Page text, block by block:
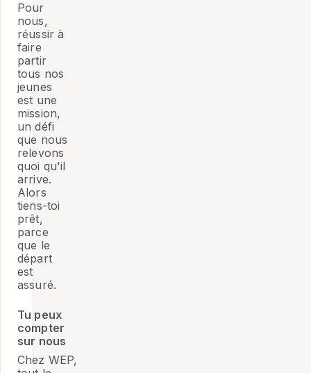
Pour
nous,
réussir à
faire
partir
tous nos
jeunes
est une
mission,
un défi
que nous
relevons
quoi qu'il
arrive.
Alors
tiens-toi
prêt,
parce
que le
départ
est
assuré.
Tu peux
compter
sur nous
Chez WEP,